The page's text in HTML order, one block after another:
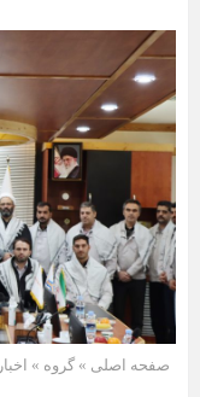
مراسم بزرگداشت
برگزار شد
مراسم گرامیداشت
مگاموتور
تیم شهدای
کرد
صفحه اصلی » گروه »